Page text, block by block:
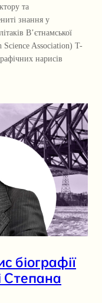
та
знання у
В’єтнамської
Science Association) T-
нарисів
біографії
Степана